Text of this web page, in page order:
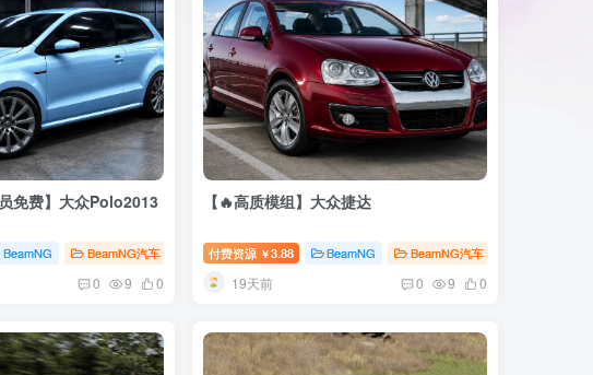
免费】大众Polo2013
BeamNG BeamNG汽车 臻选MOD
0 9 0
【🔥高质模组】大众捷达
付费资源 ￥3.88 BeamNG BeamNG汽车
19天前 0 9 0